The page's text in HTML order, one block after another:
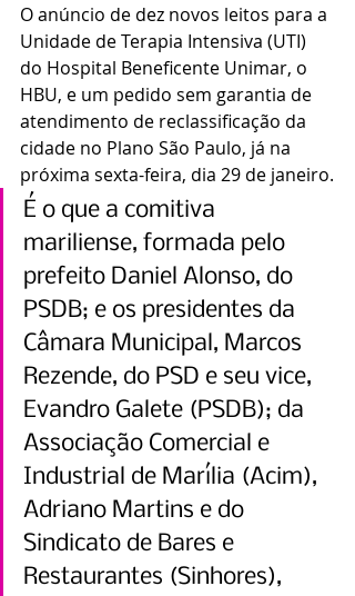
O anúncio de dez novos leitos para a
Unidade de Terapia Intensiva (UTI)
do Hospital Beneficente Unimar, o
HBU, e um pedido sem garantia de
atendimento de reclassificação da
cidade no Plano São Paulo, já na
próxima sexta-feira, dia 29 de janeiro.
É o que a comitiva
mariliense, formada pelo
prefeito Daniel Alonso, do
PSDB; e os presidentes da
Câmara Municipal, Marcos
Rezende, do PSD e seu vice,
Evandro Galete (PSDB); da
Associação Comercial e
Industrial de Marília (Acim),
Adriano Martins e do
Sindicato de Bares e
Restaurantes (Sinhores),